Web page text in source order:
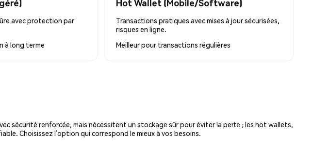
avec protection par
à long terme
Hot Wallet (Mobile/Software)
Transactions pratiques avec mises à jour sécurisées,
risques en ligne.
Meilleur pour transactions régulières
sécurité renforcée, mais nécessitent un stockage sûr pour éviter la perte ; les hot wallets,
Choisissez l’option qui correspond le mieux à vos besoins.